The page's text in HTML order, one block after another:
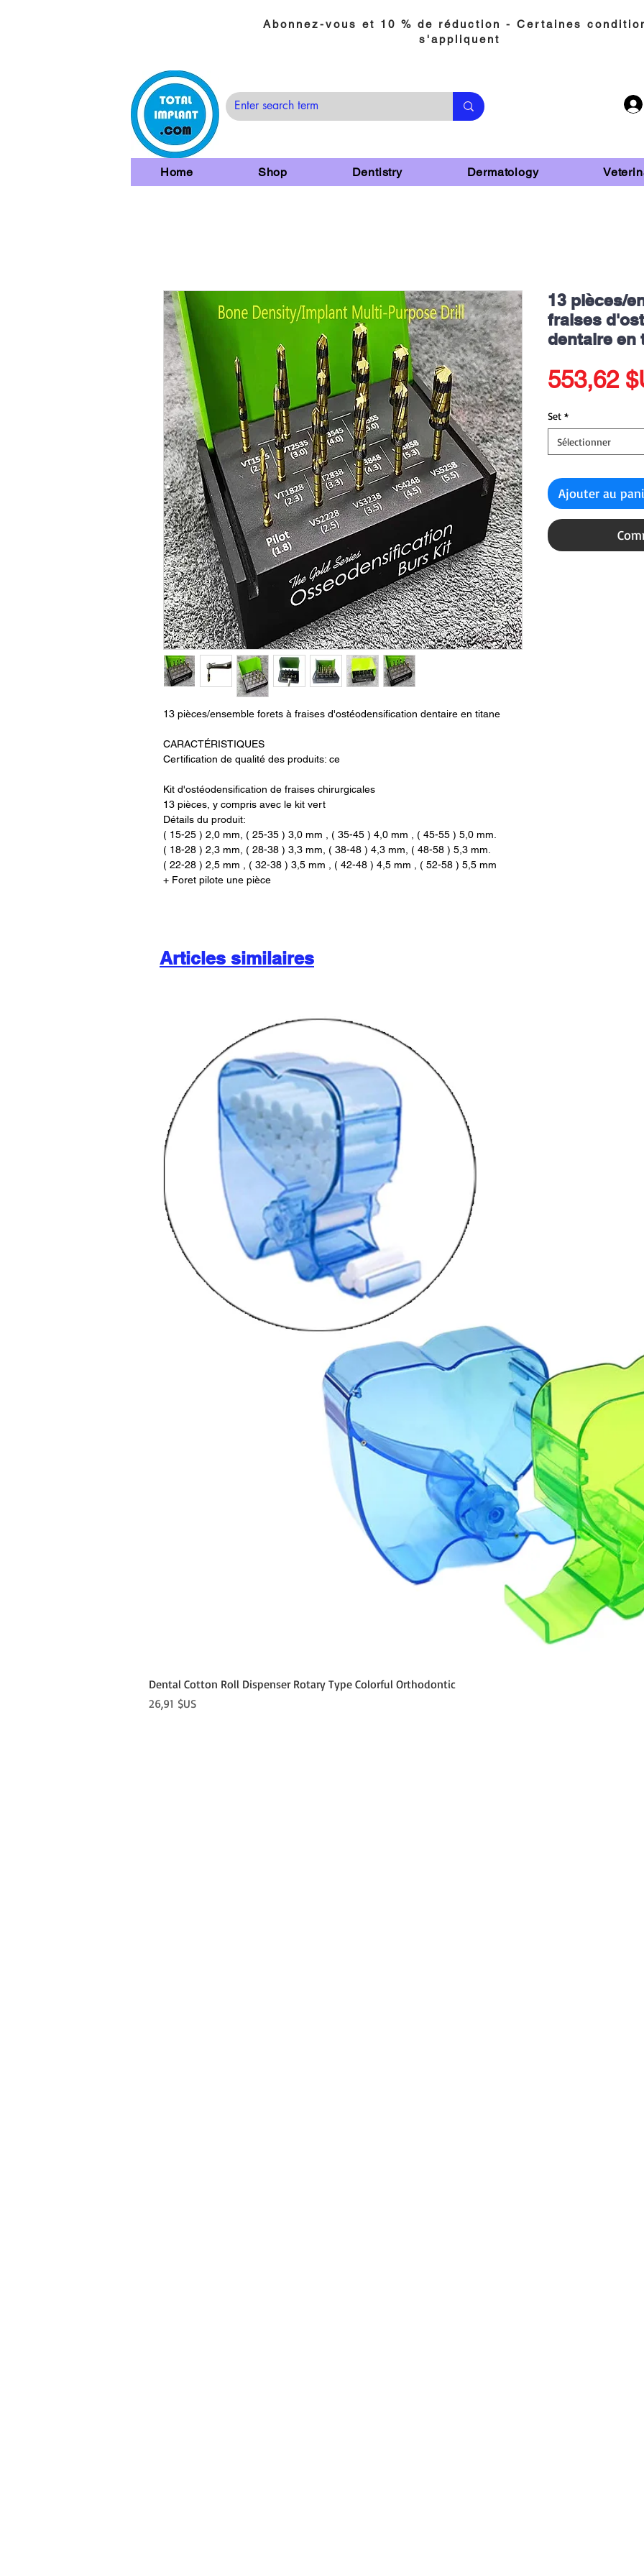
Abonnez-vous et 10 % de réduction - Certaines
s'appliquent
Home Shop Dentistry Dermatology
13 pièces/ensemble forets à fraises d'ostéodensification dentaire en titane
CARACTÉRISTIQUES
Certification de qualité des produits: ce
Kit d'ostéodensification de fraises chirurgicales
13 pièces, y compris avec le kit vert
Détails du produit:
( 15-25 ) 2,0 mm, ( 25-35 ) 3,0 mm , ( 35-45 ) 4,0 mm , ( 45-55 ) 5,0 mm.
( 18-28 ) 2,3 mm, ( 28-38 ) 3,3 mm, ( 38-48 ) 4,3 mm, ( 48-58 ) 5,3 mm.
( 22-28 ) 2,5 mm , ( 32-38 ) 3,5 mm , ( 42-48 ) 4,5 mm , ( 52-58 ) 5,5 mm
+ Foret pilote une pièce
13 pièces/
fraises
dentaire en
553,62
Set *
Sélectionner
Ajouter au
Articles similaires
Aperçu rapide
Dental Cotton Roll Dispenser Rotary Type Colorful Orthodontic
Prix
26,91 $US